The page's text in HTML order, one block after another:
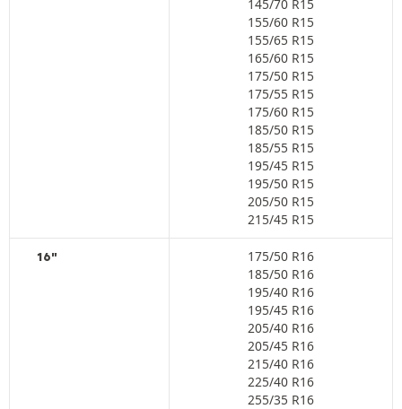
145/70 R15
155/60 R15
155/65 R15
165/60 R15
175/50 R15
175/55 R15
175/60 R15
185/50 R15
185/55 R15
195/45 R15
195/50 R15
205/50 R15
215/45 R15
16"
175/50 R16
185/50 R16
195/40 R16
195/45 R16
205/40 R16
205/45 R16
215/40 R16
225/40 R16
255/35 R16